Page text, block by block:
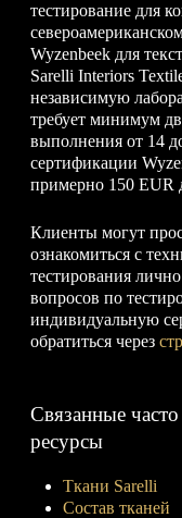
тестирование для
Wyzenbeek для
Sarelli Interiors
независимую
требует минимум
выполнения от 14
сертификации
примерно 150 EUR
Клиенты могут
ознакомиться с
тестирования
вопросов по
индивидуальную
обратиться через
Связанные
ресурсы
Ткани Sarelli
Состав тканей